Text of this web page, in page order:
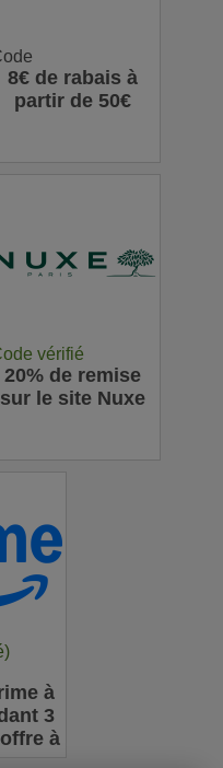
8€ de rabais à
partir de 50€
vérifié
20% de remise
sur le site Nuxe
à
3
à